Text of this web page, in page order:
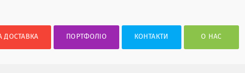
ДОСТАВКА ПОРТФОЛІО КОНТАКТИ О НАС